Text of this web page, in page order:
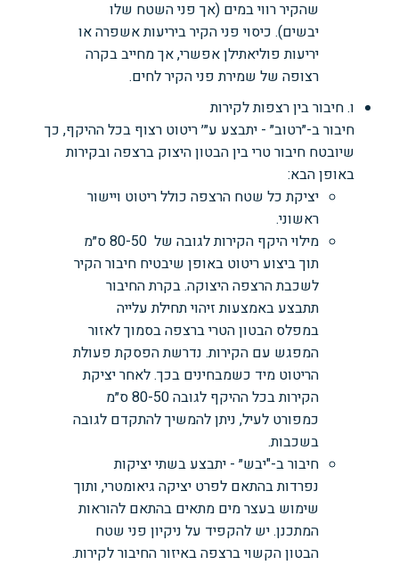
שהקיר רווי במים (אך פני השטח שלו
יבשים). כיסוי פני הקיר ביריעות אשפרה או
יריעות פוליאתילן אפשרי, אך מחייב בקרה
רצופה של שמירת פני הקיר לחים.
ו. חיבור בין רצפות לקירות
חיבור ב-״רטוב״ - יתבצע ע״׳ ריטוט רצוף בכל ההיקף, כך
שיובטח חיבור טרי בין הבטון היצוק ברצפה ובקירות
באופן הבא:
יציקת כל שטח הרצפה כולל ריטוט ויישור
ראשוני.
מילוי היקף הקירות לגובה של 80-50 ס״מ
תוך ביצוע ריטוט באופן שיבטיח חיבור הקיר
לשכבת הרצפה היצוקה. בקרת החיבור
תתבצע באמצעות זיהוי תחילת עלייה
במפלס הבטון הטרי ברצפה בסמוך לאזור
המפגש עם הקירות. נדרשת הפסקת פעולת
הריטוט מיד כשמבחינים בכך. לאחר יציקת
הקירות בכל ההיקף לגובה 80-50 ס״מ
כמפורט לעיל, ניתן להמשיך להתקדם לגובה
בשכבות.
חיבור ב-"יבש״ - יתבצע בשתי יציקות
נפרדות בהתאם לפרט יציקה גיאומטרי, ותוך
שימוש בעצר מים מתאים בהתאם להוראות
המתכנן. יש להקפיד על ניקיון פני שטח
הבטון הקשוי ברצפה באיזור החיבור לקירות.